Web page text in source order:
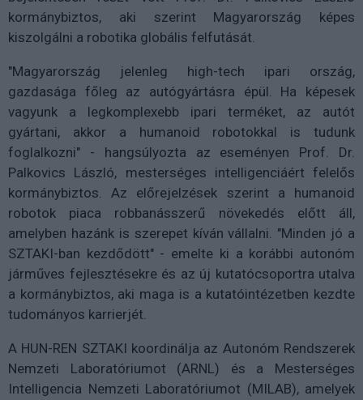
kormánybiztos, aki szerint Magyarország képes
kiszolgálni a robotika globális felfutását.
"Magyarország jelenleg high-tech ipari ország,
gazdasága főleg az autógyártásra épül. Ha képesek
vagyunk a legkomplexebb ipari terméket, az autót
gyártani, akkor a humanoid robotokkal is tudunk
foglalkozni" - hangsúlyozta az eseményen Prof. Dr.
Palkovics László, mesterséges intelligenciáért felelős
kormánybiztos. Az előrejelzések szerint a humanoid
robotok piaca robbanásszerű növekedés előtt áll,
amelyben hazánk is szerepet kíván vállalni. "Minden jó a
SZTAKI-ban kezdődött" - emelte ki a korábbi autonóm
járműves fejlesztésekre és az új kutatócsoportra utalva
a kormánybiztos, aki maga is a kutatóintézetben kezdte
tudományos karrierjét.
A HUN-REN SZTAKI koordinálja az Autonóm Rendszerek
Nemzeti Laboratóriumot (ARNL) és a Mesterséges
Intelligencia Nemzeti Laboratóriumot (MILAB), amelyek